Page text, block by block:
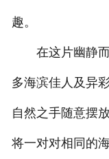
趣。
在这片幽静而
多海滨佳人及异
自然之手随意摆
将一对对相同的